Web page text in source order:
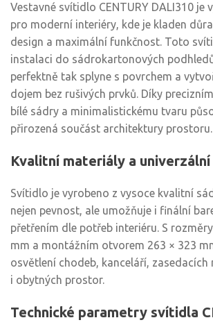
Vestavné svítidlo CENTURY DALI310 je
pro moderní interiéry, kde je kladen
design a maximální funkčnost. Toto
instalaci do sádrokartonových
perfektně tak splyne s povrchem a
dojem bez rušivých prvků. Díky
bílé sádry a minimalistickému tvaru
přirozená součást architektury prostoru.
Kvalitní materiály a
Svítidlo je vyrobeno z vysoce kvalitní
nejen pevnost, ale umožňuje i finální
přetřením dle potřeb interiéru. S
mm a montážním otvorem 263 × 323
osvětlení chodeb, kanceláří,
i obytných prostor.
Technické parametry svítidla